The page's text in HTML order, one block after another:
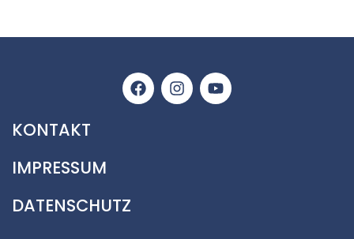
KONTAKT
IMPRESSUM
DATENSCHUTZ